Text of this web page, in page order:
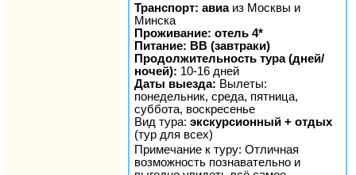
Транспорт: авиаиз Москвы и
Минска
Проживание: отель 4*
Питание: BB (завтраки)
Продолжительность тура (дней/
ночей): 10-16 дней
Даты выезда: Вылеты:
понедельник, среда, пятница,
суббота, воскресенье
Вид тура: экскурсионный + отдых
(тур для всех)
Примечание к туру: Отличная
возможность познавательно и